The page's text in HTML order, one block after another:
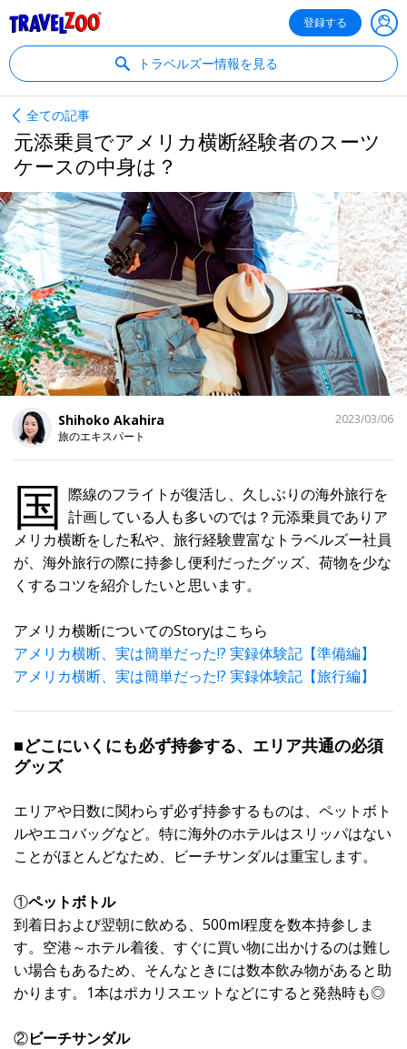
登録する
トラベルズー情報を見る
全ての記事
元添乗員でアメリカ横断経験者のスーツ
ケースの中身は？
Shihoko Akahira
旅のエキスパート
2023/03/06
す
国 際線のフライトが復活し、久しぶりの海外旅行を
計画している人も多いのでは？元添乗員でありア
メリカ横断をした私や、旅行経験豊富なトラベルズー社員
が、海外旅行の際に持参し便利だったグッズ、荷物を少な
くするコツを紹介したいと思います。
アメリカ横断についてのStoryはこちら
アメリカ横断、実は簡単だった!? 実録体験記【準備編】
アメリカ横断、実は簡単だった!? 実録体験記【旅行編】
■どこにいくにも必ず持参する、エリア共通の必須
グッズ
エリアや日数に関わらず必ず持参するものは、ペットボト
ルやエコバッグなど。特に海外のホテルはスリッパはない
ことがほとんどなため、ビーチサンダルは重宝します。
①ペットボトル
到着日および翌朝に飲める、500ml程度を数本持参しま
す。空港～ホテル着後、すぐに買い物に出かけるのは難し
い場合もあるため、そんなときには数本飲み物があると助
かります。1本はポカリスエットなどにすると発熱時も◎
②ビーチサンダル